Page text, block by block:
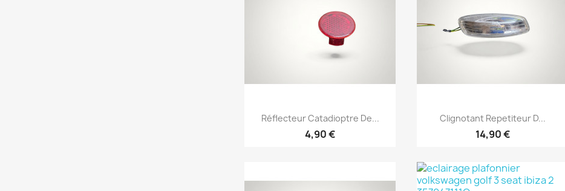
Aperçu rapide
Réflecteur Catadioptre De...
4,90 €
Aperçu rapide
Clignotant Repetiteur D...
14,90 €